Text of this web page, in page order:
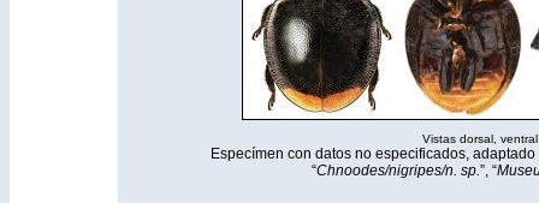
Vistas dorsal,
Especímen con datos no especificados,
“Chnoodes/nigripes/n. sp.”, “